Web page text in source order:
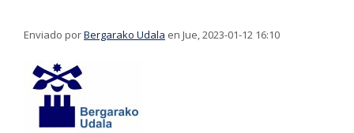
Enviado porBergarako Udala en Jue, 2023-01-12 16:10